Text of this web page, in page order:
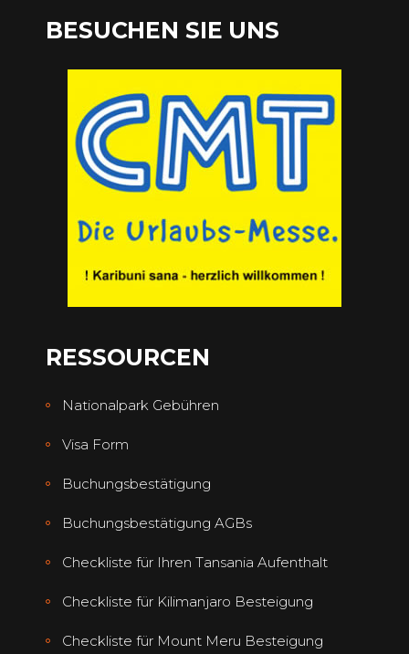
BESUCHEN SIE UNS
RESSOURCEN
Nationalpark Gebühren
Visa Form
Buchungsbestätigung
Buchungsbestätigung AGBs
Checkliste für Ihren Tansania Aufenthalt
Checkliste für Kilimanjaro Besteigung
Checkliste für Mount Meru Besteigung